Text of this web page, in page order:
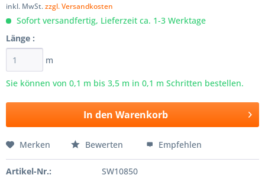
inkl. MwSt.zzgl. Versandkosten
Sofort versandfertig, Lieferzeit ca. 1-3 Werktage
Länge :
m
Sie können von 0,1 m bis 3,5 m in 0,1 m Schritten bestellen.
In den Warenkorb
Merken Bewerten Empfehlen
Artikel-Nr.: SW10850